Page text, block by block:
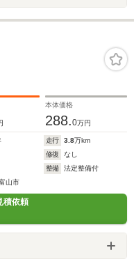
本体価格
288.0万円
走行 3.8万km
修復
なし
整備
法定整備付
山市
積依頼